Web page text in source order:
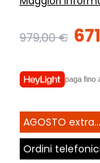
979,00 €
paga fino
AGOSTO
Ordini